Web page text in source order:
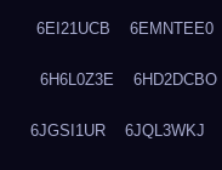
6EI21UCB 6EMNTEE0
6H6L0Z3E 6HD2DCBO
6JGSI1UR 6JQL3WKJ